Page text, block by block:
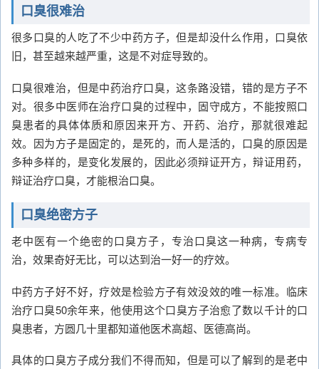
口臭很难治
很多口臭的人吃了不少中药方子，但是却没什么作用，口臭依
旧，甚至越来越严重，这是不对症导致的。
口臭很难治，但是中药治疗口臭，这条路没错，错的是方子不
对。很多中医师在治疗口臭的过程中，固守成方，不能按照口
臭患者的具体体质和原因来开方、开药、治疗，那就很难起
效。因为方子是固定的，是死的，而人是活的，口臭的原因是
多种多样的，是变化发展的，因此必须辩证开方，辩证用药，
辩证治疗口臭，才能根治口臭。
口臭绝密方子
老中医有一个绝密的口臭方子，专治口臭这一种病，专病专
治，效果奇好无比，可以达到治一好一的疗效。
中药方子好不好，疗效是检验方子有效没效的唯一标准。临床
治疗口臭50余年来，他使用这个口臭方子治愈了数以千计的口
臭患者，方圆几十里都知道他医术高超、医德高尚。
具体的口臭方子成分我们不得而知，但是可以了解到的是老中